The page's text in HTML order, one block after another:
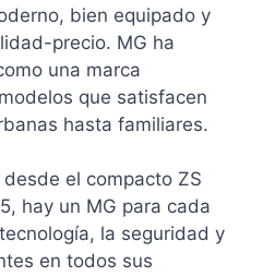
bien equipado y
precio. MG ha
una marca
que satisfacen
hasta familiares.
el compacto ZS
hay un MG para cada
la seguridad y
en todos sus